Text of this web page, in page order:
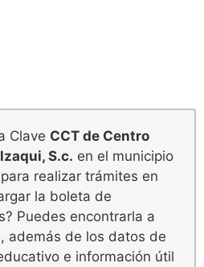
Clave CCT de Centro
S.c. en el municipio
realizar trámites en
la boleta de
Puedes encontrarla a
además de los datos de
e información útil